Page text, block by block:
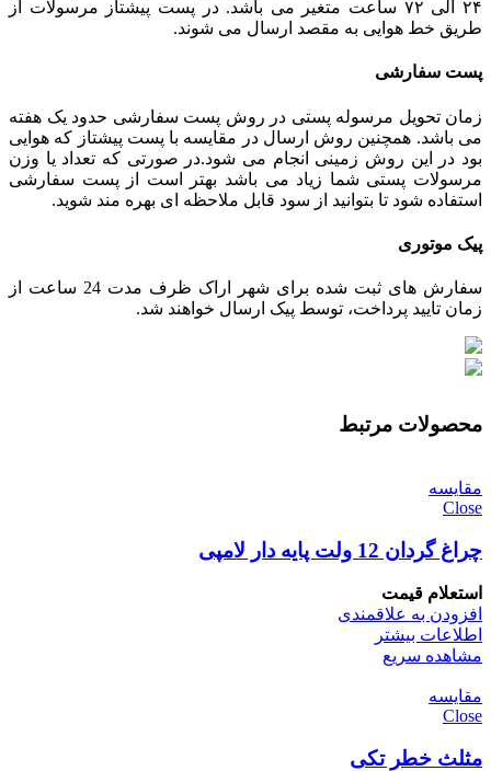
۲۴ الی ۷۲ ساعت متغیر می باشد. در پست پیشتاز مرسولات از
طریق خط هوایی به مقصد ارسال می شوند.
پست سفارشی
زمان تحویل مرسوله پستی در روش پست سفارشی حدود یک هفته
می باشد. همچنین روش ارسال در مقایسه با پست پیشتاز که هوایی
بود در این روش زمینی انجام می شود.در صورتی که تعداد یا وزن
مرسولات پستی شما زیاد می باشد بهتر است از پست سفارشی
استفاده شود تا بتوانید از سود قابل ملاحظه ای بهره مند شوید.
پیک موتوری
سفارش های ثبت شده برای شهر اراک ظرف مدت 24 ساعت از
زمان تایید پرداخت، توسط پیک ارسال خواهند شد.
محصولات مرتبط
مقایسه
Close
چراغ گردان 12 ولت پایه دار لامپی
استعلام قیمت
افزودن به علاقمندی
اطلاعات بیشتر
مشاهده سریع
مقایسه
Close
مثلث خطر تکی